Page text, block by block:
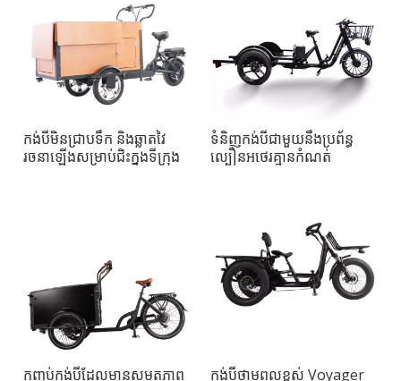
កង់បីមិនជ្រាបទឹក និងឆ្លាតវៃ
រចនាឡើងសម្រាប់ជិះក្នុងទីក្រុង
ទំនិញកង់បីជាមួយនឹងប្រព័ន្ធ
ល្បឿនអថេរគ្មានកំណត់
កញ្ចប់កង់បីដែលមានសមត្ថភាព
កង់បីថាមពលខ្ពស់ Voyager